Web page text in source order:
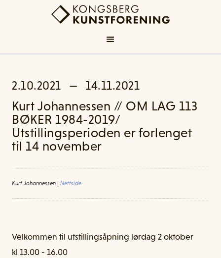
2.10.2021 — 14.11.2021
Kurt Johannessen // OM LAG 113
BØKER 1984-2019/
Utstillingsperioden er forlenget
til 14 november
Kurt Johannessen Nettside
Velkommen til utstillingsåpning lørdag 2 oktober
kl 13.00 - 16.00